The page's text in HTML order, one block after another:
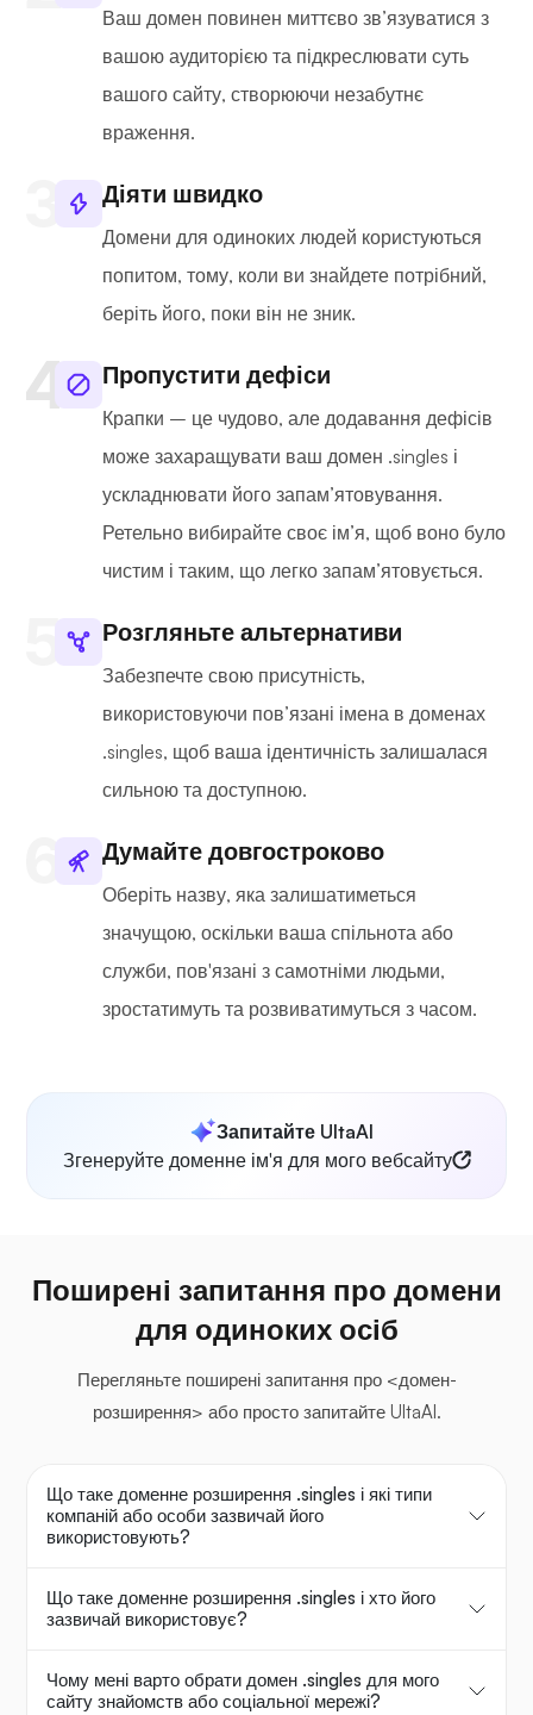
Ваш домен повинен миттєво зв’язуватися з
вашою аудиторією та підкреслювати суть
вашого сайту, створюючи незабутнє
враження.
Діяти швидко
Домени для одиноких людей користуються
попитом, тому, коли ви знайдете потрібний,
беріть його, поки він не зник.
Пропустити дефіси
Крапки – це чудово, але додавання дефісів
може захаращувати ваш домен .singles і
ускладнювати його запам’ятовування.
Ретельно вибирайте своє ім’я, щоб воно було
чистим і таким, що легко запам’ятовується.
Розгляньте альтернативи
Забезпечте свою присутність,
використовуючи пов’язані імена в доменах
.singles, щоб ваша ідентичність залишалася
сильною та доступною.
Думайте довгостроково
Оберіть назву, яка залишатиметься
значущою, оскільки ваша спільнота або
служби, пов'язані з самотніми людьми,
зростатимуть та розвиватимуться з часом.
Запитайте UltaAI
Згенеруйте доменне ім'я для мого вебсайту
Поширені запитання про домени
для одиноких осіб
Перегляньте поширені запитання про <домен-
розширення> або просто запитайте UltaAI.
Що таке доменне розширення .singles і які типи
компаній або особи зазвичай його
використовують?
Що таке доменне розширення .singles і хто його
зазвичай використовує?
Чому мені варто обрати домен .singles для мого
сайту знайомств або соціальної мережі?